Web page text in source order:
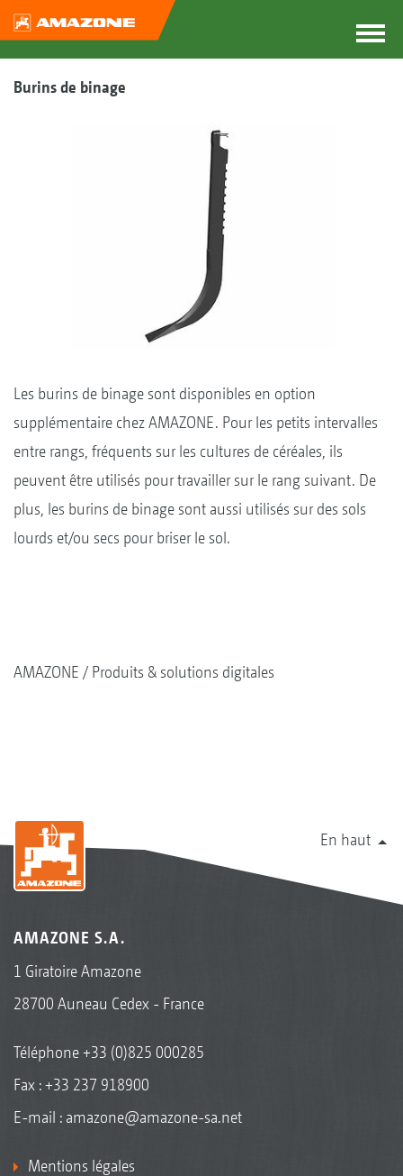
Burins de binage
Les burins de binage sont disponibles en option
supplémentaire chez AMAZONE. Pour les petits intervalles
entre rangs, fréquents sur les cultures de céréales, ils
peuvent être utilisés pour travailler sur le rang suivant. De
plus, les burins de binage sont aussi utilisés sur des sols
lourds et/ou secs pour briser le sol.
AMAZONE Produits & solutions digitales
En haut
AMAZONE S.A.
1 Giratoire Amazone
28700 Auneau Cedex - France
Téléphone+33 (0)825 000285
Fax : +33 237 918900
E-mail : amazone@amazone-sa.net
Mentions légales